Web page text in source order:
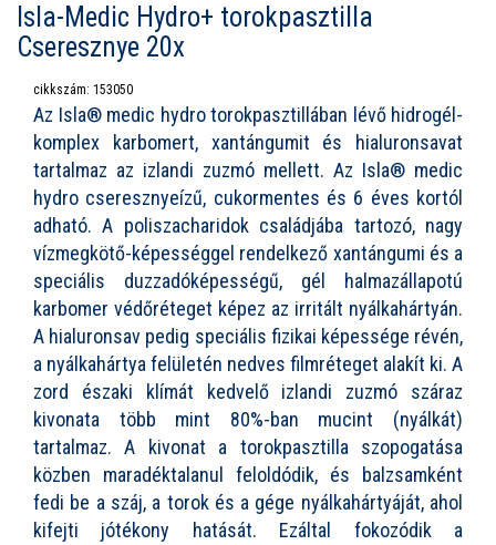
Isla-Medic Hydro+ torokpasztilla
Cseresznye 20x
cikkszám: 153050
Az Isla® medic hydro torokpasztillában lévő hidrogél-
komplex karbomert, xantángumit és hialuronsavat
tartalmaz az izlandi zuzmó mellett. Az Isla® medic
hydro cseresznyeízű, cukormentes és 6 éves kortól
adható. A poliszacharidok családjába tartozó, nagy
vízmegkötő-képességgel rendelkező xantángumi és a
speciális duzzadóképességű, gél halmazállapotú
karbomer védőréteget képez az irritált nyálkahártyán.
A hialuronsav pedig speciális fizikai képessége révén,
a nyálkahártya felületén nedves filmréteget alakít ki. A
zord északi klímát kedvelő izlandi zuzmó száraz
kivonata több mint 80%-ban mucint (nyálkát)
tartalmaz. A kivonat a torokpasztilla szopogatása
közben maradéktalanul feloldódik, és balzsamként
fedi be a száj, a torok és a gége nyálkahártyáját, ahol
kifejti jótékony hatását. Ezáltal fokozódik a